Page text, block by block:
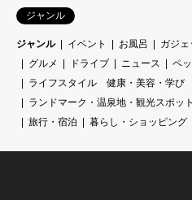
ジャンル
ジャンル イベント お風呂 ガジ
グルメ
ドライブ ニュース
ペ
ライフスタイル 健康・美容・学び
ランドマーク・温泉地・観光スポット
旅行・宿泊
暮らし・ショッピング